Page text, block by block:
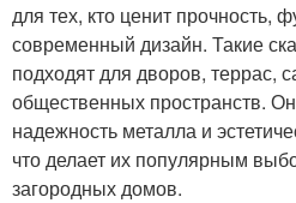
для тех, кто ценит прочность,
современный дизайн. Такие
подходят для дворов, террас,
общественных пространств.
надежность металла и
что делает их популярным
загородных домов.